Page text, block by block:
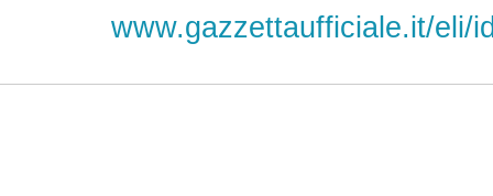
www.gazzettaufficiale.it/eli/